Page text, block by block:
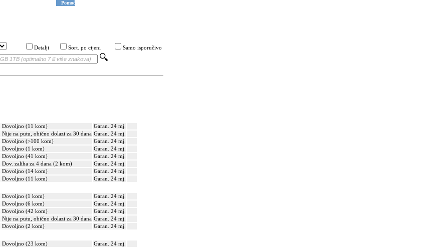
Pomoć
Detalji Sort. po cijeni Samo isporučivo
Dovoljno (11 kom)
Garan. 24 mj.
Nije na putu, obično dolazi za 30 dana Garan. 24 mj.
Dovoljno (>100 kom)
Garan. 24 mj.
Dovoljno (1 kom)
Garan. 24 mj.
Dovoljno (41 kom)
Garan. 24 mj.
Dov. zaliha za 4 dana (2 kom)
Garan. 24 mj.
Dovoljno (14 kom)
Garan. 24 mj.
Dovoljno (11 kom)
Garan. 24 mj.
Dovoljno (1 kom)
Garan. 24 mj.
Dovoljno (6 kom)
Garan. 24 mj.
Dovoljno (42 kom)
Garan. 24 mj.
Nije na putu, obično dolazi za 30 dana Garan. 24 mj.
Dovoljno (2 kom)
Garan. 24 mj.
Dovoljno (23 kom)
Garan. 24 mj.